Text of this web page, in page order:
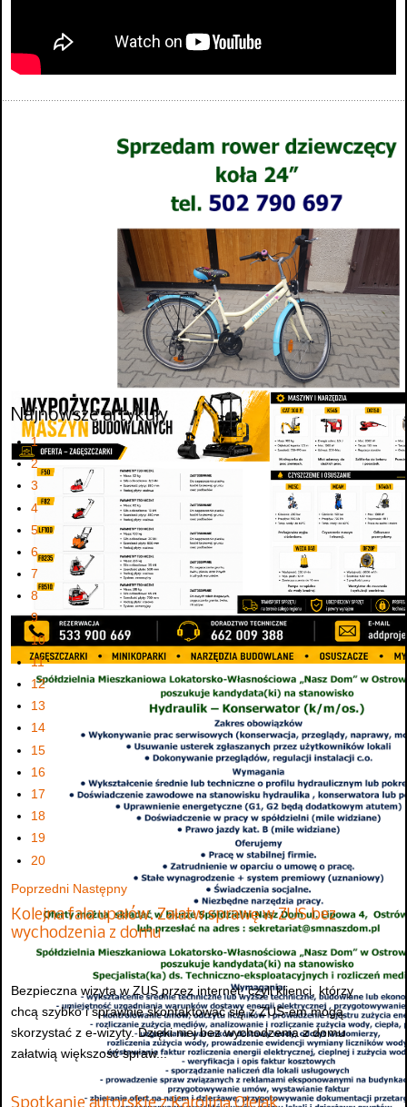
Najnowsze artykuły
1
2
3
4
5
6
7
8
9
10
11
12
13
14
15
16
17
18
19
20
Poprzedni Następny
Kolejna fala upałów. Załatw sprawę w ZUS bez
wychodzenia z domu
Bezpieczna wizyta w ZUS przez internet, czyli klienci, którzy
chcą szybko i sprawnie skontaktować się z ZUS-em mogą
skorzystać z e-wizyty. Dzięki niej bez wychodzenia z domu
załatwią większość spraw...